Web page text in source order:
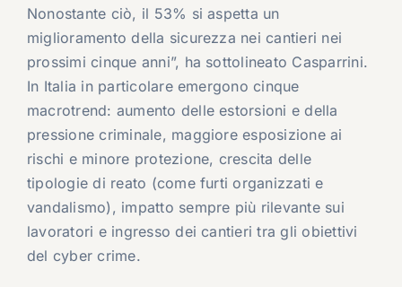
Nonostante ciò, il 53% si aspetta un
miglioramento della sicurezza nei cantieri nei
prossimi cinque anni”, ha sottolineato Casparrini.
In Italia in particolare emergono cinque
macrotrend: aumento delle estorsioni e della
pressione criminale, maggiore esposizione ai
rischi e minore protezione, crescita delle
tipologie di reato (come furti organizzati e
vandalismo), impatto sempre più rilevante sui
lavoratori e ingresso dei cantieri tra gli obiettivi
del cyber crime.